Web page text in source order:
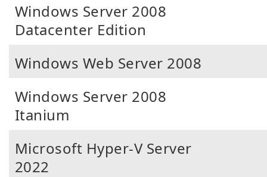
Windows Server 2008
Datacenter Edition
Windows Web Server 2008
Windows Server 2008
Itanium
Microsoft Hyper-V Server
2022